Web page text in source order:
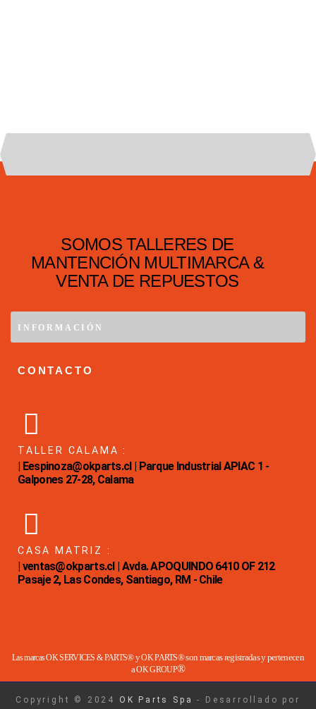
SOMOS TALLERES DE
MANTENCIÓN MULTIMARCA &
VENTA DE REPUESTOS
INFORMACIÓN
CONTACTO
TALLER CALAMA :
| Eespinoza@okparts.cl | Parque Industrial APIAC 1 -
Galpones 27-28, Calama
CASA MATRIZ :
| ventas@okparts.cl | Avda. APOQUINDO 6410 OF 212
Pasaje 2, Las Condes, Santiago, RM - Chile
Las marcas OK SERVICES & PARTS® yOK PARTS® son marcas registradas y pertenecen
aOK GROUP®
Copyright © 2024 OK Parts Spa - Desarrollado por